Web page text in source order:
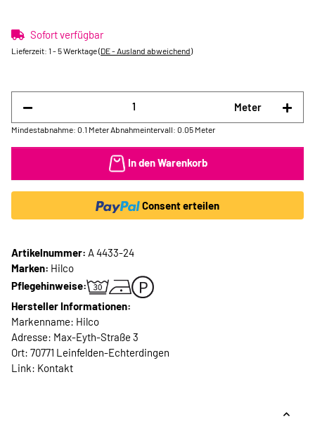
Sofort verfügbar
Lieferzeit: 1 - 5 Werktage(DE - Ausland abweichend)
Meter
Mindestabnahme: 0.1 Meter Abnahmeintervall: 0.05 Meter
In den Warenkorb
Consent erteilen
Artikelnummer: A 4433-24
Marken: Hilco
Pflegehinweise:
Hersteller Informationen:
Markenname: Hilco
Adresse: Max-Eyth-Straße 3
Ort: 70771 Leinfelden-Echterdingen
Link: Kontakt